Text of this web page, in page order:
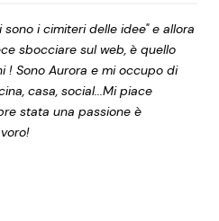
i cimiteri delle idee" e allora
sbocciare sul web, è quello
! Sono Aurora e mi occupo di
casa, social...Mi piace
stata una passione è